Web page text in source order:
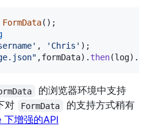
FormData( ) ;
, 'Chris' ) ;
,formData) . then(log) .
的浏览器环境中支持
对 FormData
的支持方式稍有
下增强的API